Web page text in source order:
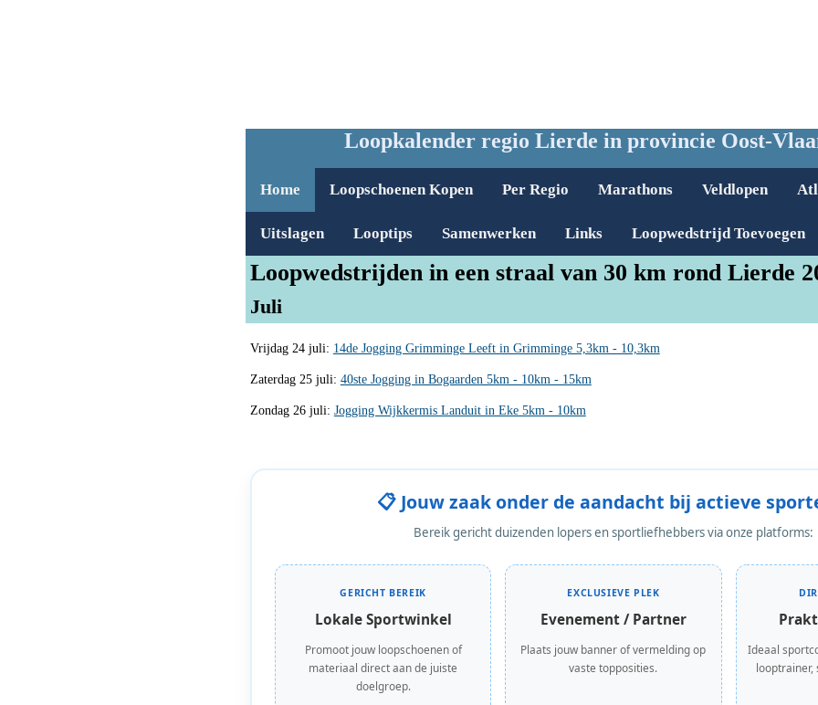
Loopkalender regio Lierde in provincie Oost-
Home Loopschoenen Kopen Per Regio Marathons Veldlopen
Uitslagen Looptips Samenwerken Links Loopwedstrijd Toevoegen
Loopwedstrijden in een straal van 30 km rond Lierde
Juli
Vrijdag 24 juli: 14de Jogging Grimminge Leeft in Grimminge 5,3km - 10,3km
Zaterdag 25 juli: 40ste Jogging in Bogaarden 5km - 10km - 15km
Zondag 26 juli: Jogging Wijkkermis Landuit in Eke 5km - 10km
📋 Jouw zaak onder de aandacht bij actieve
Bereik gericht duizenden lopers en sportliefhebbers via onze platforms:
GERICHT BEREIK
Lokale Sportwinkel
Promoot jouw loopschoenen of
materiaal direct aan de juiste
doelgroep.
EXCLUSIEVE PLEK
Evenement / Partner
Plaats jouw banner of vermelding op
vaste topposities.
Ideaal
looptrainer,